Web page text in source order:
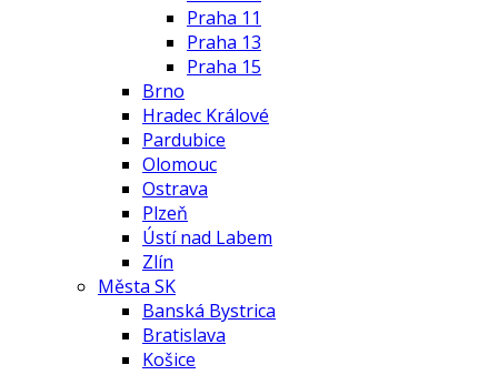
Praha 11
Praha 13
Praha 15
Brno
Hradec Králové
Pardubice
Olomouc
Ostrava
Plzeň
Ústí nad Labem
Zlín
Města SK
Banská Bystrica
Bratislava
Košice